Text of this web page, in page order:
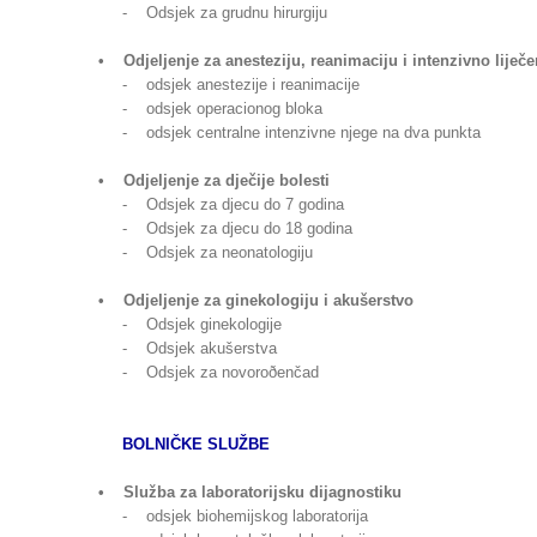
- Odsjek za grudnu hirurgiju
• Odjeljenje za anesteziju, reanimaciju i intenzivno
- odsjek anestezije i reanimacije
- odsjek operacionog bloka
- odsjek centralne intenzivne njege na dva punkta
• Odjeljenje za dječije bolesti
- Odsjek za djecu do 7 godina
- Odsjek za djecu do 18 godina
- Odsjek za neonatologiju
• Odjeljenje za ginekologiju i akušerstvo
- Odsjek ginekologije
- Odsjek akušerstva
- Odsjek za novoroðenčad
BOLNIČKE SLUŽBE
• Služba za laboratorijsku dijagnostiku
- odsjek biohemijskog laboratorija